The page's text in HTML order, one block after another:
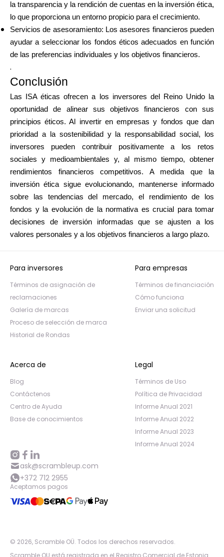
la transparencia y la rendición de cuentas en la inversión ética,
lo que proporciona un entorno propicio para el crecimiento.
Servicios de asesoramiento: Los asesores financieros pueden
ayudar a seleccionar los fondos éticos adecuados en función
de las preferencias individuales y los objetivos financieros.
.
Conclusión
Las ISA éticas ofrecen a los inversores del Reino Unido la
oportunidad de alinear sus objetivos financieros con sus
principios éticos. Al invertir en empresas y fondos que dan
prioridad a la sostenibilidad y la responsabilidad social, los
inversores pueden contribuir positivamente a los retos
sociales y medioambientales y, al mismo tiempo, obtener
rendimientos financieros competitivos. A medida que la
inversión ética sigue evolucionando, mantenerse informado
sobre las tendencias del mercado, el rendimiento de los
fondos y la evolución de la normativa es crucial para tomar
decisiones de inversión informadas que se ajusten a los
valores personales y a los objetivos financieros a largo plazo.
Para inversores
Términos de asignación de
reclamaciones
Galería de marcas
Proceso de selección de marca
Historial de Rondas
Para empresas
Términos de financiación
Cómo funciona
Enviar una solicitud
Acerca de
Blog
Contáctenos
Centro de Ayuda
Base de conocimientos
Legal
Términos de Uso
Política de Privacidad
Informe Anual 2021
Informe Anual 2022
Informe Anual 2023
Informe Anual 2024
ask@scrambleup.com
+372 712 2955
Aceptamos pagos
© 2026, Scramble OÜ. Todos los derechos reservados.
Scramble OU está registrada en el Registro Comercial de Estonia